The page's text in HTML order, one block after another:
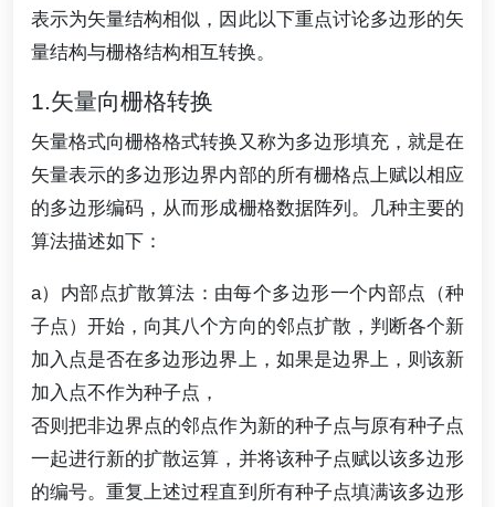
表示为矢量结构相似，因此以下重点讨论多边形的矢
量结构与栅格结构相互转换。
1.矢量向栅格转换
矢量格式向栅格格式转换又称为多边形填充，就是在
矢量表示的多边形边界内部的所有栅格点上赋以相应
的多边形编码，从而形成栅格数据阵列。几种主要的
算法描述如下：
a）内部点扩散算法：由每个多边形一个内部点（种
子点）开始，向其八个方向的邻点扩散，判断各个新
加入点是否在多边形边界上，如果是边界上，则该新
加入点不作为种子点，
否则把非边界点的邻点作为新的种子点与原有种子点
一起进行新的扩散运算，并将该种子点赋以该多边形
的编号。重复上述过程直到所有种子点填满该多边形